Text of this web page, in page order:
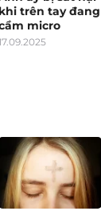
khi trên tay đang
micro